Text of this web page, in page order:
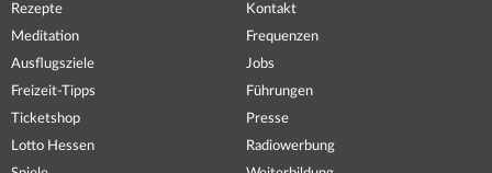
Rezepte
Meditation
Ausflugsziele
Freizeit-Tipps
Ticketshop
Lotto Hessen
Kontakt
Frequenzen
Jobs
Führungen
Presse
Radiowerbung